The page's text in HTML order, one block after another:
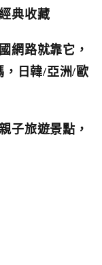
典收藏
網路就靠它，
日韓/亞洲/歐
子旅遊景點，